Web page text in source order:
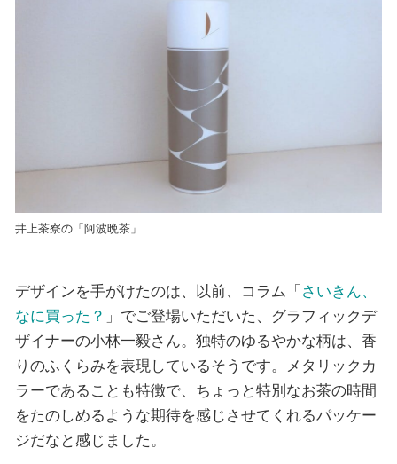
井上茶寮の「阿波晩茶」
デザインを手がけたのは、以前、コラム「さいきん、
なに買った？ 」でご登場いただいた、グラフィックデ
ザイナーの小林一毅さん。独特のゆるやかな柄は、香
りのふくらみを表現しているそうです。メタリックカ
ラーであることも特徴で、ちょっと特別なお茶の時間
をたのしめるような期待を感じさせてくれるパッケー
ジだなと感じました。